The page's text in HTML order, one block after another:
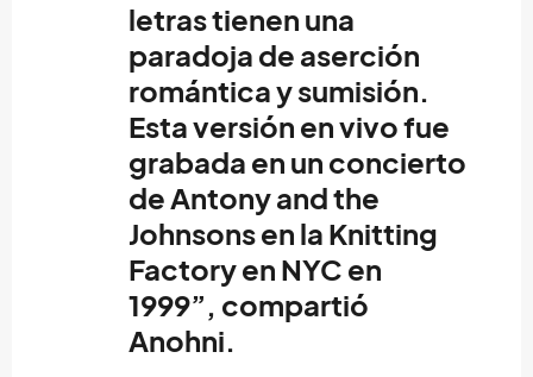
letras tienen una
paradoja de aserción
romántica y sumisión.
Esta versión en vivo fue
grabada en un concierto
de Antony and the
Johnsons en la Knitting
Factory en NYC en
1999”, compartió
Anohni.